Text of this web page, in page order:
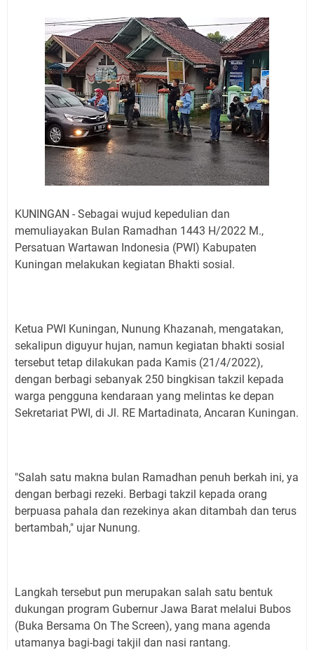
Tiga, Wabup dan Sekda Kuningan Dua Acara
KUNINGAN - Sebagai wujud kepedulian dan
memuliayakan Bulan Ramadhan 1443 H/2022 M.,
Persatuan Wartawan Indonesia (PWI) Kabupaten
Kuningan melakukan kegiatan Bhakti sosial.
Ketua PWI Kuningan, Nunung Khazanah, mengatakan,
sekalipun diguyur hujan, namun kegiatan bhakti sosial
tersebut tetap dilakukan pada Kamis (21/4/2022),
dengan berbagi sebanyak 250 bingkisan takzil kepada
warga pengguna kendaraan yang melintas ke depan
Sekretariat PWI, di Jl. RE Martadinata, Ancaran Kuningan.
"Salah satu makna bulan Ramadhan penuh berkah ini, ya
dengan berbagi rezeki. Berbagi takzil kepada orang
berpuasa pahala dan rezekinya akan ditambah dan terus
bertambah," ujar Nunung.
Langkah tersebut pun merupakan salah satu bentuk
dukungan program Gubernur Jawa Barat melalui Bubos
(Buka Bersama On The Screen), yang mana agenda
utamanya bagi-bagi takjil dan nasi rantang.